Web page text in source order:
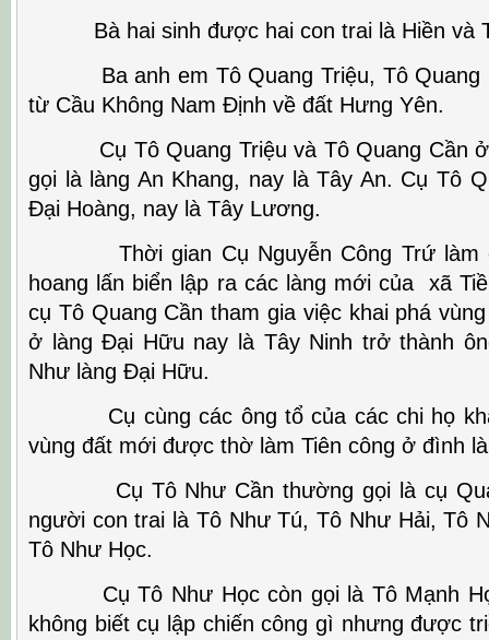
Bà hai sinh được hai con trai là Hiền và
Ba anh em Tô Quang Triệu, Tô Quang
từ Cầu Không Nam Định về đất Hưng Yên.
Cụ Tô Quang Triệu và Tô Quang Cần ở
gọi là làng An Khang, nay là Tây An. Cụ Tô
Đại Hoàng, nay là Tây Lương.
Thời gian Cụ Nguyễn Công Trứ làm
hoang lấn biển lập ra các làng mới của xã
cụ Tô Quang Cần tham gia việc khai phá
ở làng Đại Hữu nay là Tây Ninh trở thành
Như làng Đại Hữu.
Cụ cùng các ông tổ của các chi họ
vùng đất mới được thờ làm Tiên công ở đình
Cụ Tô Như Cần thường gọi là cụ
người con trai là Tô Như Tú, Tô Như Hải, Tô
Tô Như Học.
Cụ Tô Như Học còn gọi là Tô Mạnh
không biết cụ lập chiến công gì nhưng được